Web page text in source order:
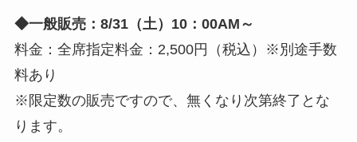
◆一般販売：8/31（土）10：00AM～
料金：全席指定料金：2,500円（税込）※別途手数
料あり
※限定数の販売ですので、無くなり次第終了とな
ります。